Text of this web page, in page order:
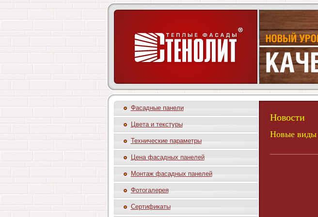
Фасадные панели
Цвета и текстуры
Технические параметры
Цена фасадных панелей
Монтаж фасадных панелей
Фотогалерея
Сертификаты
Новости
Новые виды